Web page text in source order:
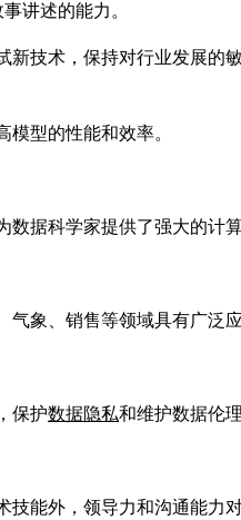
讲述的能力。
技术，保持对行业发展
模型的性能和效率。
数据科学家提供了强大的计
气象、销售等领域具有广泛
保护数据隐私和维护数据伦
能外，领导力和沟通能